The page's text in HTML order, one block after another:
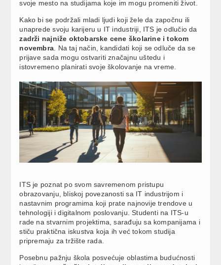
svoje mesto na studijama koje im mogu promeniti život.
Kako bi se podržali mladi ljudi koji žele da započnu ili
unaprede svoju karijeru u IT industriji, ITS je odlučio da
zadrži najniže oktobarske cene školarine i tokom
novembra . Na taj način, kandidati koji se odluče da se
prijave sada mogu ostvariti značajnu uštedu i
istovremeno planirati svoje školovanje na vreme.
ITS je poznat po svom savremenom pristupu
obrazovanju, bliskoj povezanosti sa IT industrijom i
nastavnim programima koji prate najnovije trendove u
tehnologiji i digitalnom poslovanju. Studenti na ITS-u
rade na stvarnim projektima, sarađuju sa kompanijama i
stiču praktična iskustva koja ih već tokom studija
pripremaju za tržište rada.
Posebnu pažnju škola posvećuje oblastima budućnosti